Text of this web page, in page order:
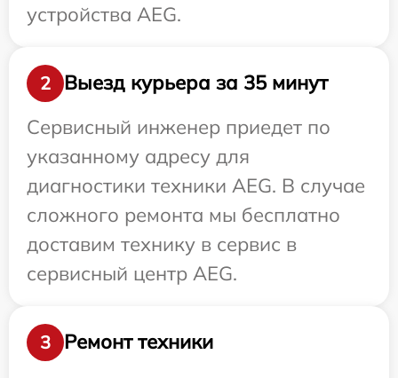
устройства AEG.
2
Выезд курьера за 35 минут
Сервисный инженер приедет по
указанному адресу для
диагностики техники AEG. В случае
сложного ремонта мы бесплатно
доставим технику в сервис в
сервисный центр AEG.
3
Ремонт техники